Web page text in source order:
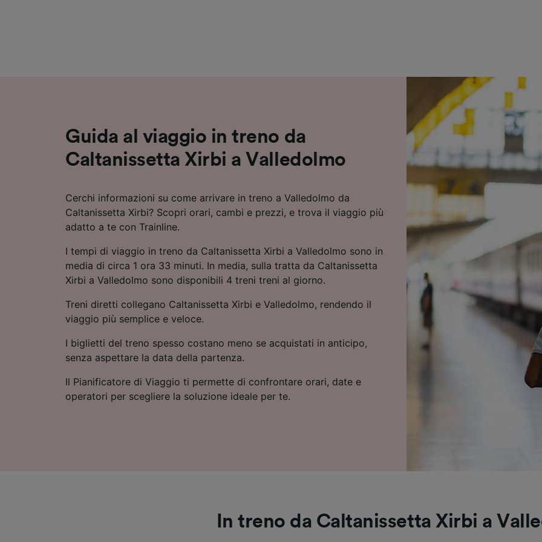
Guida al viaggio in treno da
Caltanissetta Xirbi a Valledolmo
Cerchi informazioni su come arrivare in treno a Valledolmo da
Caltanissetta Xirbi? Scopri orari, cambi e prezzi, e trova il viaggio più
adatto a te con Trainline.
I tempi di viaggio in treno da Caltanissetta Xirbi a Valledolmo sono in
media di circa 1 ora 33 minuti. In media, sulla tratta da Caltanissetta
Xirbi a Valledolmo sono disponibili 4 treni treni al giorno.
Treni diretti collegano Caltanissetta Xirbi e Valledolmo, rendendo il
viaggio più semplice e veloce.
I biglietti del treno spesso costano meno se acquistati in anticipo,
senza aspettare la data della partenza.
Il Pianificatore di Viaggio ti permette di confrontare orari, date e
operatori per scegliere la soluzione ideale per te.
In treno da Caltanissetta Xirbi a